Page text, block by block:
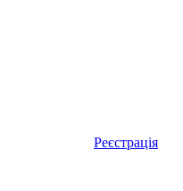
Реєстрація